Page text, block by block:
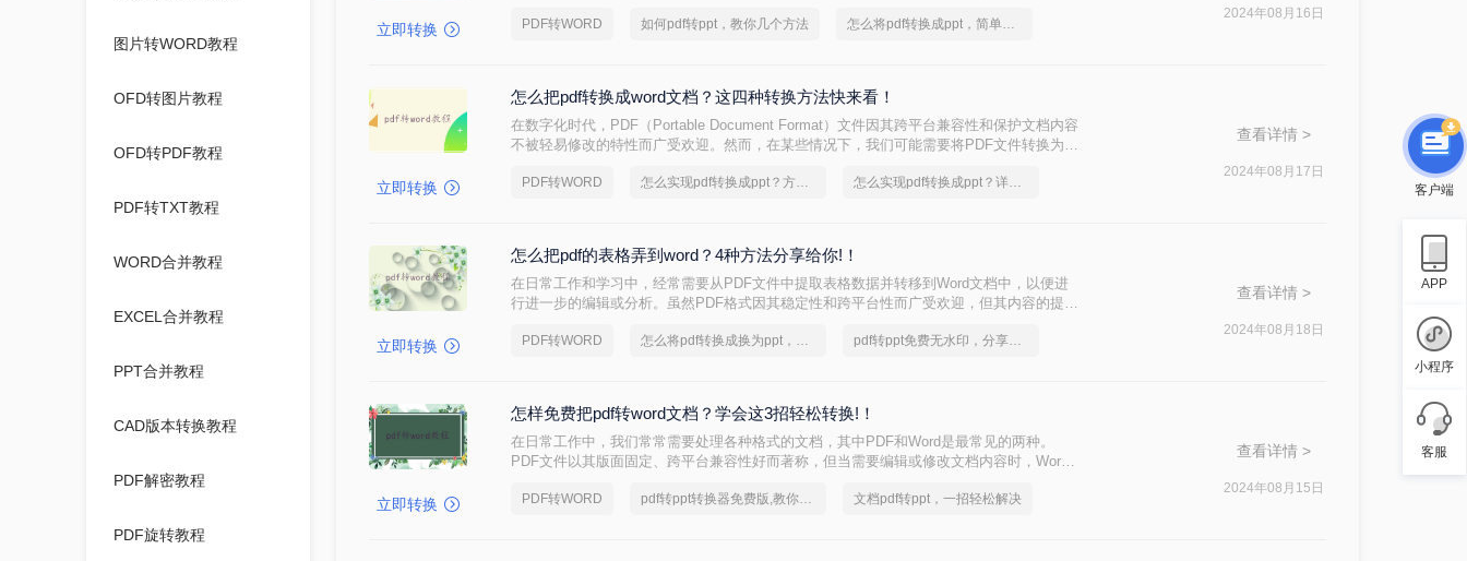
图片转WORD教程
OFD转图片教程
OFD转PDF教程
PDF转TXT教程
WORD合并教程
EXCEL合并教程
PPT合并教程
CAD版本转换教程
PDF解密教程
PDF旋转教程
立即转换
将PDF转换为Word文档的方法，适用于不同场景和技能水平。
PDF转WORD 如何pdf转ppt，教你几个方法 怎么将pdf转换成ppt，简单方法教你一招
2024年08月16日
立即转换
怎么把pdf转换成word文档？这四种转换方法快来看！
在数字化时代，PDF（Portable Document Format）文件因其跨平台兼容性和保护文档内容
不被轻易修改的特性而广受欢迎。然而，在某些情况下，我们可能需要将PDF文件转换为
文档呢？本文将详细介绍几种将PDF转换成Word文档的方法，帮助您轻松完成这一任务。
PDF转WORD 怎么实现pdf转换成ppt？方法详解 怎么实现pdf转换成ppt？详细方法教学
查看详情 >
2024年08月17日
立即转换
怎么把pdf的表格弄到word？4种方法分享给你!！
在日常工作和学习中，经常需要从PDF文件中提取表格数据并转移到Word文档中，以便进
行进一步的编辑或分析。虽然PDF格式因其稳定性和跨平台性而广受欢迎，但其内容的提取
那么怎么把pdf的表格弄到word呢？以下是一些常用的方法。
PDF转WORD 怎么将pdf转换成换为ppt，分享一种简单的方法 pdf转ppt免费无水印，分享一种简单的方法
查看详情 >
2024年08月18日
立即转换
怎样免费把pdf转word文档？学会这3招轻松转换!！
在日常工作中，我们常常需要处理各种格式的文档，其中PDF和Word是最常见的两种。
PDF文件以其版面固定、跨平台兼容性好而著称，但当需要编辑或修改文档内容时，Word
word文档呢？本文将介绍几种免费且高效的方法，帮助你轻松实现PDF到Word的转换。
PDF转WORD pdf转ppt转换器免费版,教你一招轻松找回 文档pdf转ppt，一招轻松解决
查看详情 >
2024年08月15日
客户端
APP
小程序
客服